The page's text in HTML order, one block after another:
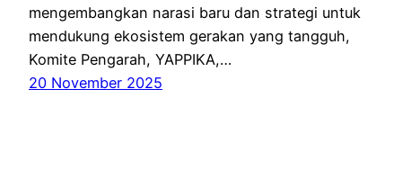
mengembangkan narasi baru dan strategi untuk
mendukung ekosistem gerakan yang tangguh,
Komite Pengarah, YAPPIKA,…
20 November 2025